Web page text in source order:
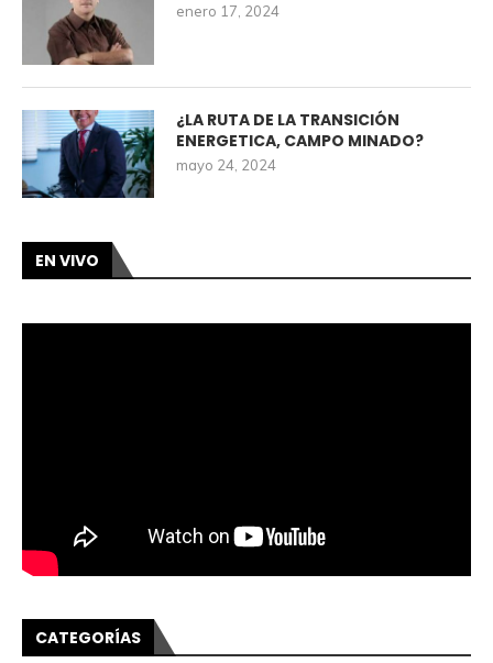
enero 17, 2024
¿LA RUTA DE LA TRANSICIÓN
ENERGETICA, CAMPO MINADO?
mayo 24, 2024
EN VIVO
CATEGORÍAS